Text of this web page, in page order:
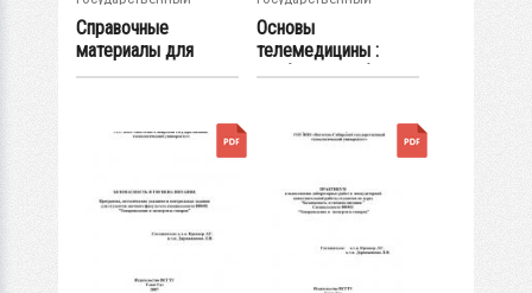
университет...
Справочные
материалы для
проведения занятий
университет...
Основы
телемедицины :
учебное пособие